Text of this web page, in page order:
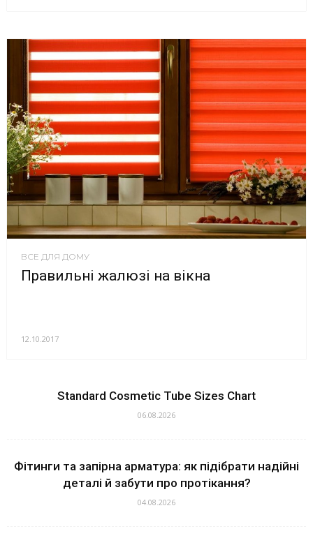
ВСЕ ДЛЯ ДОМУ
Правильні жалюзі на вікна
12.10.2017
Standard Cosmetic Tube Sizes Chart
06.08.2026
Фітинги та запірна арматура: як підібрати надійні
деталі й забути про протікання?
04.08.2026